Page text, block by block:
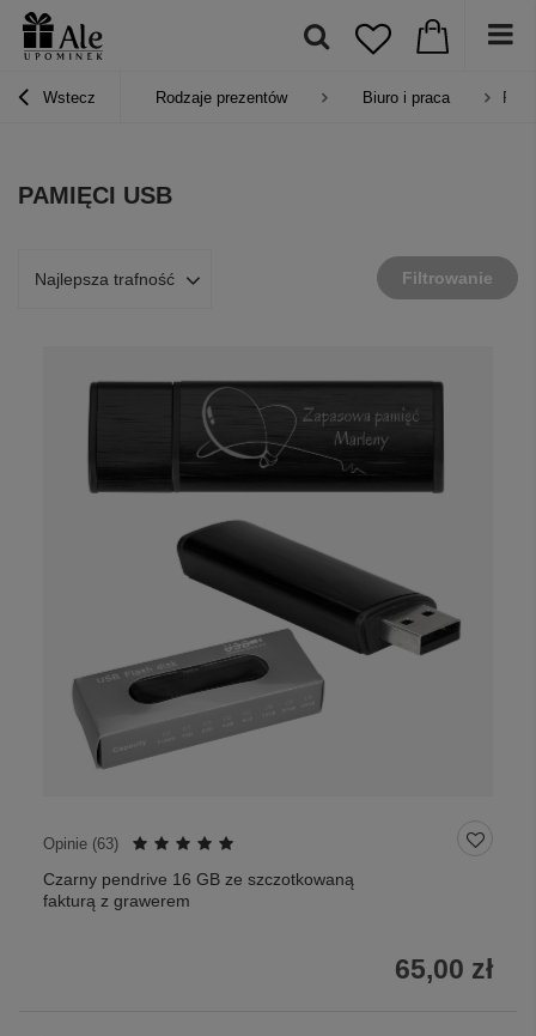
Wstecz Rodzaje prezentów Biuro i praca
PAMIĘCI USB
Najlepsza trafność Filtrowanie
Opinie (63)
Czarny pendrive 16 GB ze szczotkowaną
fakturą z grawerem
65,00 zł